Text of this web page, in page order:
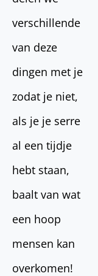
verschillende
van deze
dingen met je
zodat je niet,
als je je serre
al een tijdje
hebt staan,
baalt van wat
een hoop
mensen kan
overkomen!